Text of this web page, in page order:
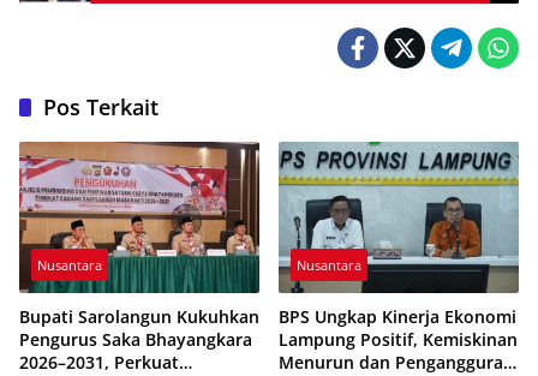
Pos Terkait
Nusantara
Bupati Sarolangun Kukuhkan
Pengurus Saka Bhayangkara
2026–2031, Perkuat
Nusantara
BPS Ungkap Kinerja Ekonomi
Lampung Positif, Kemiskinan
Menurun dan Pengangguran